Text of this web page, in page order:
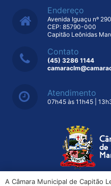
Endereço
Avenida Iguaçu nº
CEP: 85790-000
Capitão Leônidas
Contato
(45) 3286 1144
Atendimento
07h45 às 11h45 |
A Câmara Municipal de Capitão